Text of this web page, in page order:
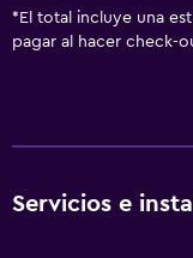
* El total incluye una
pagar al hacer check-
Servicios e